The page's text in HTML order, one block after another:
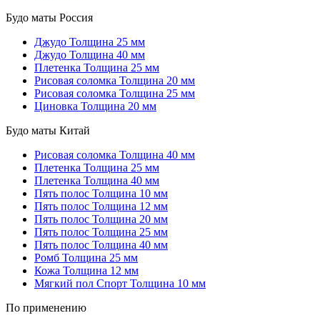
Будо маты Россия
Джудо Толщина 25 мм
Джудо Толщина 40 мм
Плетенка Толщина 25 мм
Рисовая соломка Толщина 20 мм
Рисовая соломка Толщина 25 мм
Циновка Толщина 20 мм
Будо маты Китай
Рисовая соломка Толщина 40 мм
Плетенка Толщина 25 мм
Плетенка Толщина 40 мм
Пять полос Толщина 10 мм
Пять полос Толщина 12 мм
Пять полос Толщина 20 мм
Пять полос Толщина 25 мм
Пять полос Толщина 40 мм
Ромб Толщина 25 мм
Кожа Толщина 12 мм
Мягкий пол Спорт Толщина 10 мм
По применению